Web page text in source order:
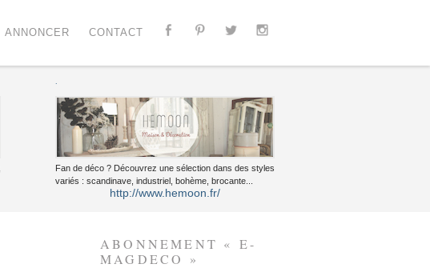
ANNONCER CONTACT
Fan de déco ? Découvrez une sélection dans des styles
variés : scandinave, industriel, bohème, brocante...
http://www.hemoon.fr/
ABONNEMENT « E-
MAGDECO »